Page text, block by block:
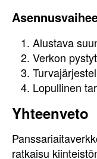
Alustava
Verkon
Lopullinen
Yhteenveto
ratkaisu